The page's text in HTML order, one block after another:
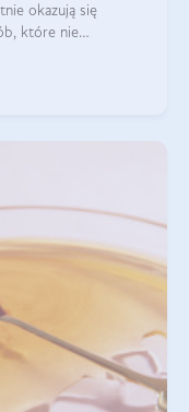
okazują się
które nie